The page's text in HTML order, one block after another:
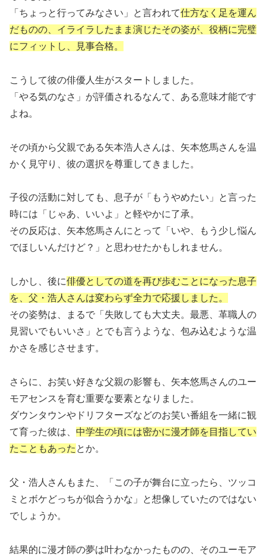
「ちょっと行ってみなさい」と言われて仕方なく足を運ん
だものの、イライラしたまま演じたその姿が、役柄に完璧
にフィットし、見事合格。
こうして彼の俳優人生がスタートしました。
「やる気のなさ」が評価されるなんて、ある意味才能です
よね。
その頃から父親である矢本浩人さんは、矢本悠馬さんを温
かく見守り、彼の選択を尊重してきました。
子役の活動に対しても、息子が「もうやめたい」と言った
時には「じゃあ、いいよ」と軽やかに了承。
その反応は、矢本悠馬さんにとって「いや、もう少し悩ん
でほしいんだけど？」と思わせたかもしれません。
しかし、後に俳優としての道を再び歩むことになった息子
を、父・浩人さんは変わらず全力で応援しました。
その姿勢は、まるで「失敗しても大丈夫。最悪、革職人の
見習いでもいいさ」とでも言うような、包み込むような温
かさを感じさせます。
さらに、お笑い好きな父親の影響も、矢本悠馬さんのユー
モアセンスを育む重要な要素となりました。
ダウンタウンやドリフターズなどのお笑い番組を一緒に観
て育った彼は、 中学生の頃には密かに漫才師を目指してい
たこともあった とか。
父・浩人さんもまた、「この子が舞台に立ったら、ツッコ
ミとボケどっちが似合うかな」と想像していたのではない
でしょうか。
結果的に漫才師の夢は叶わなかったものの、そのユーモア